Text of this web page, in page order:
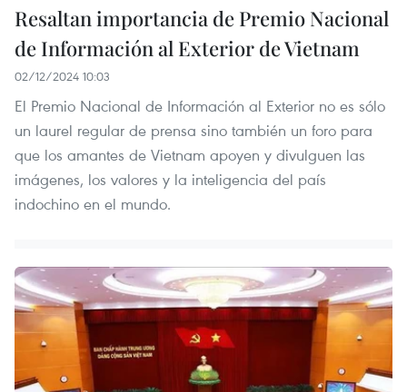
Resaltan importancia de Premio Nacional
de Información al Exterior de Vietnam
02/12/2024 10:03
El Premio Nacional de Información al Exterior no es sólo
un laurel regular de prensa sino también un foro para
que los amantes de Vietnam apoyen y divulguen las
imágenes, los valores y la inteligencia del país
indochino en el mundo.